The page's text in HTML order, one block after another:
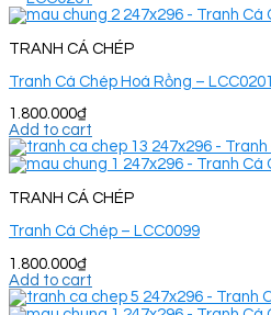
TRANH CÁ CHÉP
Tranh Cá Chép Hoá Rồng – LCC0201
1.800.000₫
Add to cart
TRANH CÁ CHÉP
Tranh Cá Chép – LCC0099
1.800.000₫
Add to cart